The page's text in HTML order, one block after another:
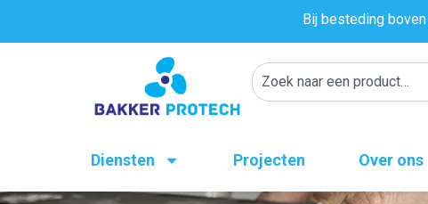
Bij besteding
Diensten Projecten Over ons